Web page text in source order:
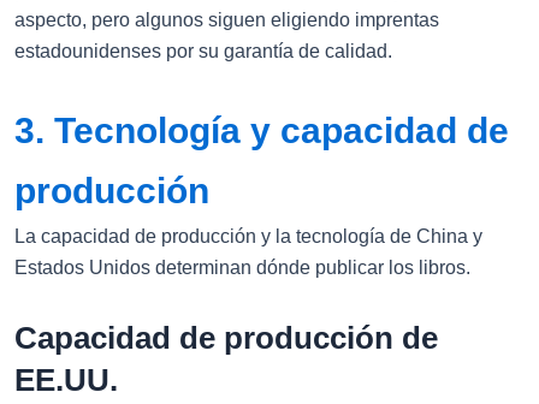
aspecto, pero algunos siguen eligiendo imprentas
estadounidenses por su garantía de calidad.
3. Tecnología y capacidad de
producción
La capacidad de producción y la tecnología de China y
Estados Unidos determinan dónde publicar los libros.
Capacidad de producción de
EE.UU.